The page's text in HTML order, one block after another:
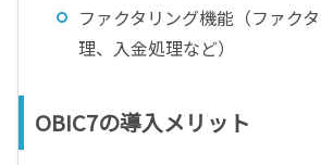
ファクタリング機能（ファク
理、入金処理など）
OBIC7の導入メリット